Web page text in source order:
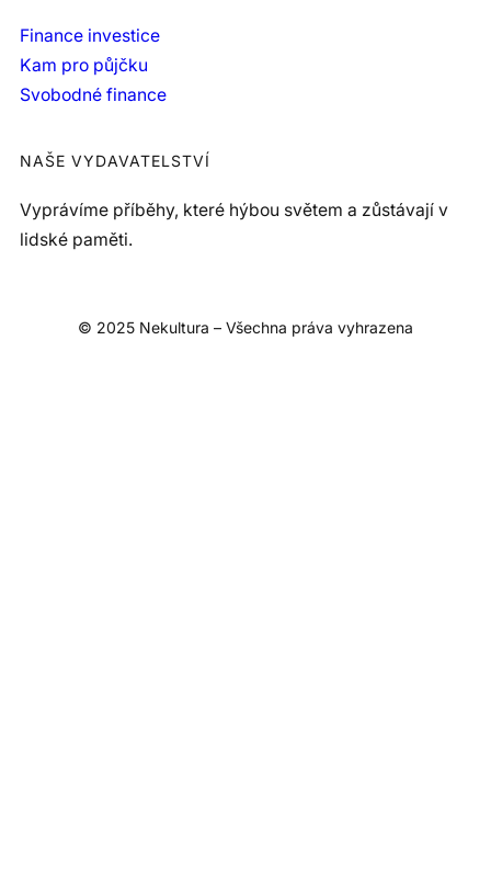
Finance investice
Kam pro půjčku
Svobodné finance
NAŠE VYDAVATELSTVÍ
Vyprávíme příběhy, které hýbou světem a zůstávají v
lidské paměti.
© 2025 Nekultura – Všechna práva vyhrazena